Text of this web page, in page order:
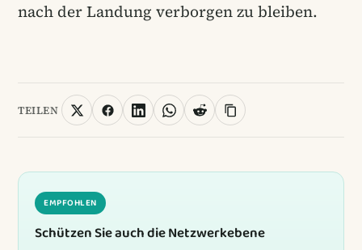
nach der Landung verborgen zu bleiben.
TEILEN
EMPFOHLEN
Schützen Sie auch die Netzwerkebene